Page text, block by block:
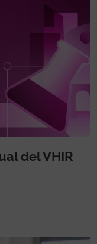
del VHIR